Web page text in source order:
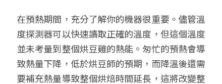
在預熱期間，充分了解你的機器很重要。儘管溫
度探測器可以快速讀取正確的溫度，但這個溫度
並未考量到整個烘豆雞的熱能。匆忙的預熱會導
致熱量下降，低於烘豆師的預期，而降溫後還需
要補充熱量導致整個烘焙時間延長，這將改變整